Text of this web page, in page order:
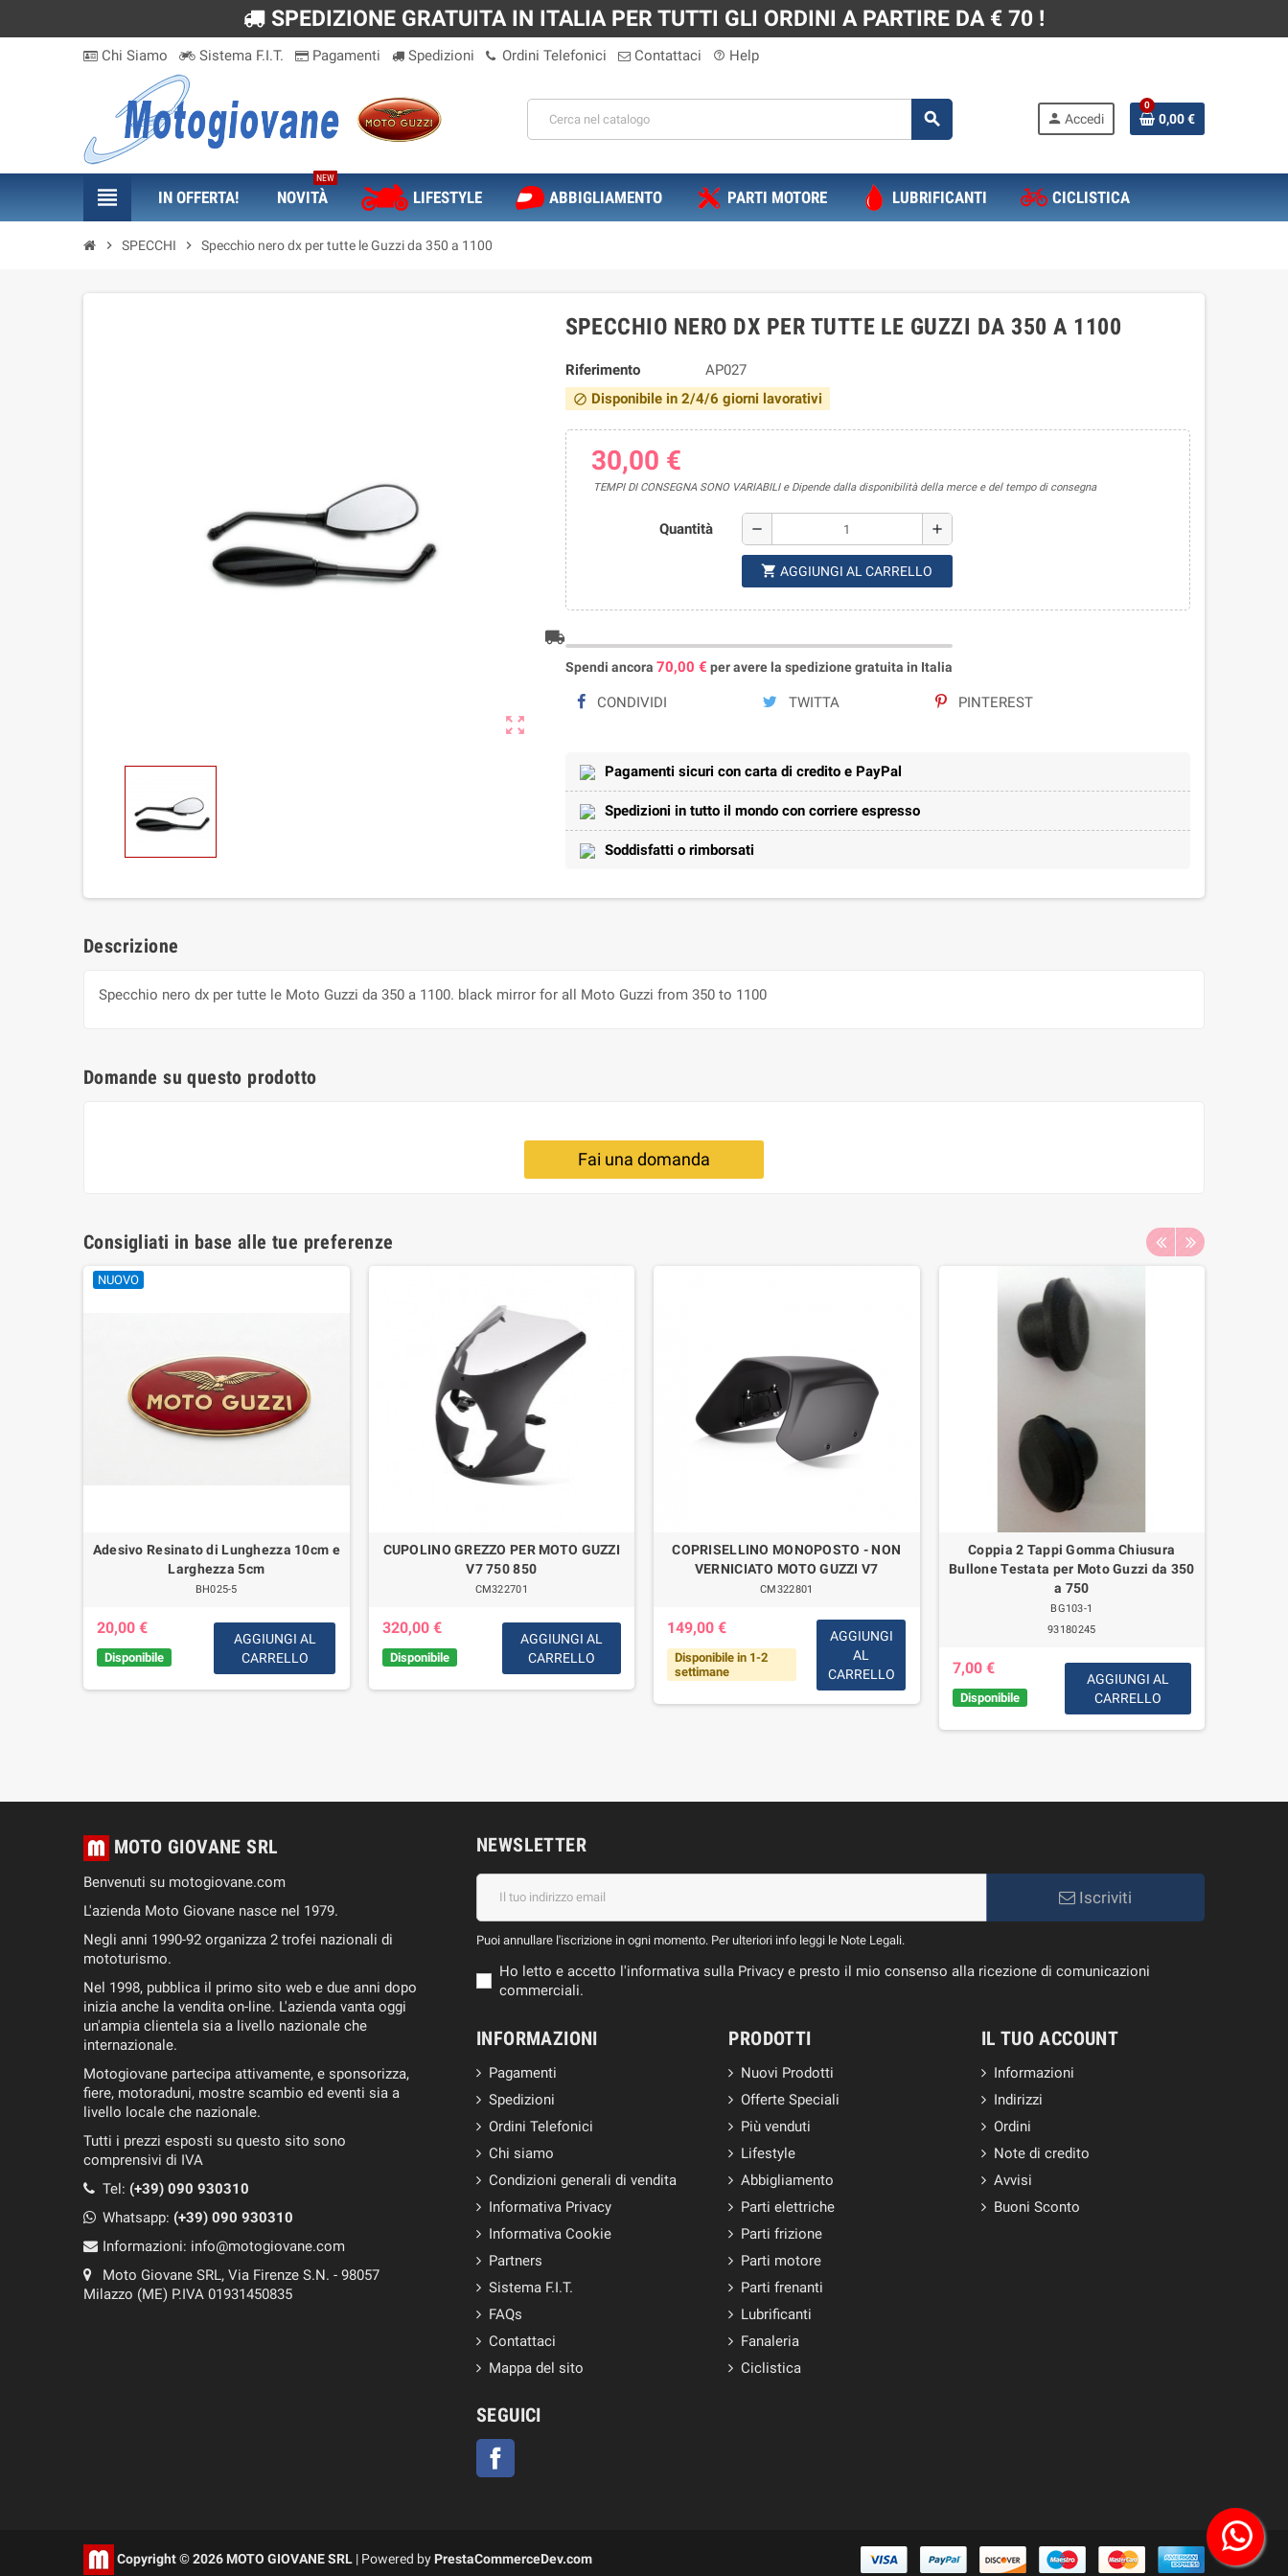
SPEDIZIONE GRATUITA IN ITALIA PER TUTTI GLI ORDINI A PARTIRE DA € 70 !
Chi Siamo Sistema F.I.T. Pagamenti Spedizioni Ordini Telefonici Contattaci help_outline Help
search person Accedi
0
0,00 €
view_headline IN OFFERTA! NOVITÀ
NEW
LIFESTYLE ABBIGLIAMENTO PARTI MOTORE LUBRIFICANTI CICLISTICA
chevron_right SPECCHI chevron_right Specchio nero dx per tutte le Guzzi da 350 a 1100
zoom_out_map
SPECCHIO NERO DX PER TUTTE LE GUZZI DA 350 A 1100
Riferimento AP027
block Disponibile in 2/4/6 giorni lavorativi
30,00 €
TEMPI DI CONSEGNA SONO VARIABILI e Dipende dalla disponibilità della merce e del tempo di consegna
Quantità remove add
shopping_cart AGGIUNGI AL CARRELLO
local_shipping
Spendi ancora 70,00 € per avere la spedizione gratuita in Italia
CONDIVIDI TWITTA PINTEREST
Pagamenti sicuri con carta di credito e PayPal
Spedizioni in tutto il mondo con corriere espresso
Soddisfatti o rimborsati
Descrizione
Specchio nero dx per tutte le Moto Guzzi da 350 a 1100. black mirror for all Moto Guzzi from 350 to 1100
Domande su questo prodotto
Fai una domanda
Consigliati in base alle tue preferenze
NUOVO
Adesivo Resinato di Lunghezza 10cm e
Larghezza 5cm
BH025-5
20,00 €
Disponibile
AGGIUNGI AL
CARRELLO
CUPOLINO GREZZO PER MOTO GUZZI
V7 750 850
CM322701
320,00 €
Disponibile
AGGIUNGI AL
CARRELLO
COPRISELLINO MONOPOSTO - NON
VERNICIATO MOTO GUZZI V7
CM322801
149,00 €
Disponibile in 1-2
settimane
AGGIUNGI
AL
CARRELLO
Coppia 2 Tappi Gomma Chiusura
Bullone Testata per Moto Guzzi da 350
a 750
BG103-1
93180245
7,00 €
Disponibile
AGGIUNGI AL
CARRELLO
MOTO GIOVANE SRL
Benvenuti su motogiovane.com
L'azienda Moto Giovane nasce nel 1979.
Negli anni 1990-92 organizza 2 trofei nazionali di
mototurismo.
Nel 1998, pubblica il primo sito web e due anni dopo
inizia anche la vendita on-line. L'azienda vanta oggi
un'ampia clientela sia a livello nazionale che
internazionale.
Motogiovane partecipa attivamente, e sponsorizza,
fiere, motoraduni, mostre scambio ed eventi sia a
livello locale che nazionale.
Tutti i prezzi esposti su questo sito sono
comprensivi di IVA
Tel: (+39) 090 930310
Whatsapp: (+39) 090 930310
Informazioni: info@motogiovane.com
Moto Giovane SRL, Via Firenze S.N. - 98057
Milazzo (ME) P.IVA 01931450835
NEWSLETTER
Iscriviti
Puoi annullare l'iscrizione in ogni momento. Per ulteriori info leggi le Note Legali.
Ho letto e accetto l'informativa sulla Privacy e presto il mio consenso alla ricezione di comunicazioni
commerciali.
INFORMAZIONI
Pagamenti
Spedizioni
Ordini Telefonici
Chi siamo
Condizioni generali di vendita
Informativa Privacy
Informativa Cookie
Partners
Sistema F.I.T.
FAQs
Contattaci
Mappa del sito
PRODOTTI
Nuovi Prodotti
Offerte Speciali
Più venduti
Lifestyle
Abbigliamento
Parti elettriche
Parti frizione
Parti motore
Parti frenanti
Lubrificanti
Fanaleria
Ciclistica
IL TUO ACCOUNT
Informazioni
Indirizzi
Ordini
Note di credito
Avvisi
Buoni Sconto
SEGUICI
Copyright © 2026 MOTO GIOVANE SRL | Powered by PrestaCommerceDev.com